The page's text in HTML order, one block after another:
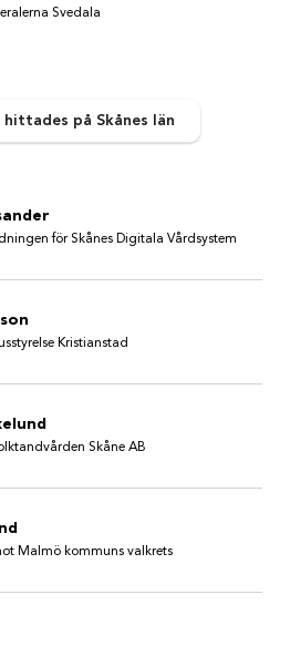
Svedala
hittades på Skånes län
för Skånes Digitala Vårdsystem
Kristianstad
Skåne AB
Malmö kommuns valkrets